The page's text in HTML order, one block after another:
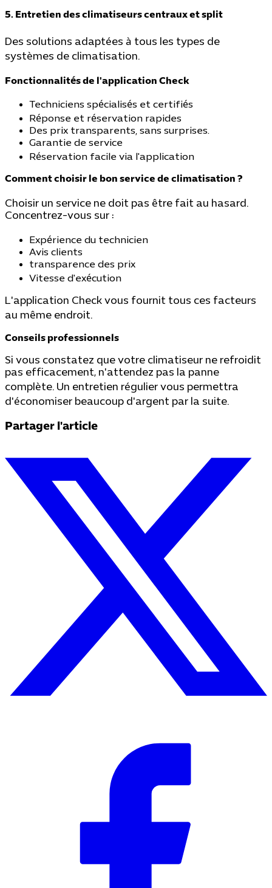
5. Entretien des climatiseurs centraux et split
Des solutions adaptées à tous les types de
systèmes de climatisation.
Fonctionnalités de l'application Check
Techniciens spécialisés et certifiés
Réponse et réservation rapides
Des prix transparents, sans surprises.
Garantie de service
Réservation facile via l'application
Comment choisir le bon service de climatisation ?
Choisir un service ne doit pas être fait au hasard.
Concentrez-vous sur :
Expérience du technicien
Avis clients
transparence des prix
Vitesse d'exécution
L'application Check vous fournit tous ces facteurs
au même endroit.
Conseils professionnels
Si vous constatez que votre climatiseur ne refroidit
pas efficacement, n'attendez pas la panne
complète. Un entretien régulier vous permettra
d'économiser beaucoup d'argent par la suite.
Partager l'article